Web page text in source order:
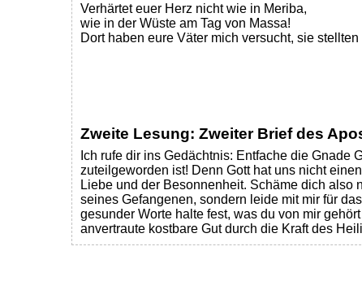
Verhärtet euer Herz nicht wie in Meriba,
wie in der Wüste am Tag von Massa!
Dort haben eure Väter mich versucht, sie
Zweite Lesung: Zweiter Brief des
Ich rufe dir ins Gedächtnis: Entfache die Gnade
zuteilgeworden ist! Denn Gott hat uns nicht
Liebe und der Besonnenheit. Schäme dich also
seines Gefangenen, sondern leide mit mir für
gesunder Worte halte fest, was du von mir
anvertraute kostbare Gut durch die Kraft des